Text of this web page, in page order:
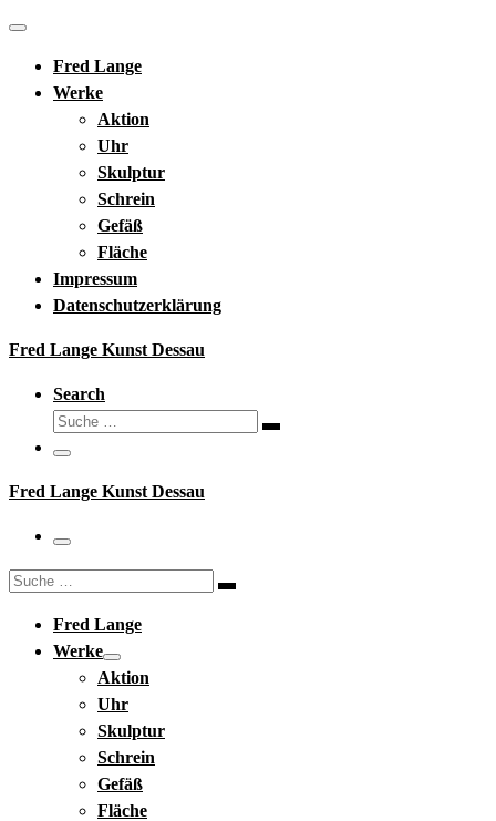
Zum
springen
Menü
Fred Lange
Werke
Aktion
Uhr
Skulptur
Schrein
Gefäß
Fläche
Impressum
Datenschutzerklärung
Fred Lange Kunst Dessau
Search
Suche
Suche
Menü
Fred Lange Kunst Dessau
Menü
Suche
Suche
Fred Lange
Werke
Aktion
Uhr
Skulptur
Schrein
Gefäß
Fläche